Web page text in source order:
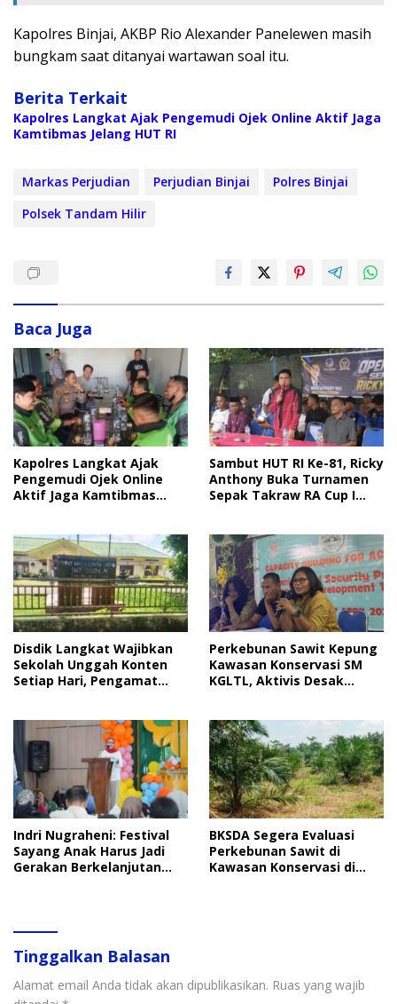
Kapolres Binjai, AKBP Rio Alexander Panelewen masih
bungkam saat ditanyai wartawan soal itu.
Berita Terkait
Kapolres Langkat Ajak Pengemudi Ojek Online Aktif Jaga
Kamtibmas Jelang HUT RI
Markas Perjudian Perjudian Binjai
Polres Binjai
Polsek Tandam Hilir
Baca Juga
Kapolres Langkat Ajak
Pengemudi Ojek Online
Aktif Jaga Kamtibmas
Sambut HUT RI Ke-81, Ricky
Anthony Buka Turnamen
Sepak Takraw RA Cup I
Disdik Langkat Wajibkan
Sekolah Unggah Konten
Setiap Hari, Pengamat
Perkebunan Sawit Kepung
Kawasan Konservasi SM
KGLTL, Aktivis Desak
Indri Nugraheni: Festival
Sayang Anak Harus Jadi
Gerakan Berkelanjutan
BKSDA Segera Evaluasi
Perkebunan Sawit di
Kawasan Konservasi di
Tinggalkan Balasan
Alamat email Anda tidak akan dipublikasikan. Ruas yang wajib